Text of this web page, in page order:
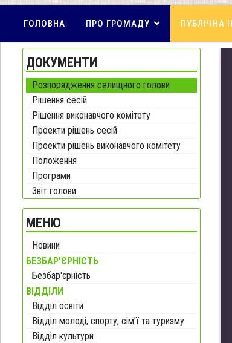
ГОЛОВНА ПРО ГРОМАДУ ПУБЛІЧНА
ДОКУМЕНТИ
Розпорядження селищного голови
Рішення сесій
Рішення виконавчого комітету
Проекти рішень сесій
Проекти рішень виконавчого комітету
Положення
Програми
Звіт голови
МЕНЮ
Новини
БЕЗБАР'ЄРНІСТЬ
Безбар'єрність
ВІДДІЛИ
Відділ освіти
Відділ молоді, спорту, сім’ї та туризму
Відділ культури